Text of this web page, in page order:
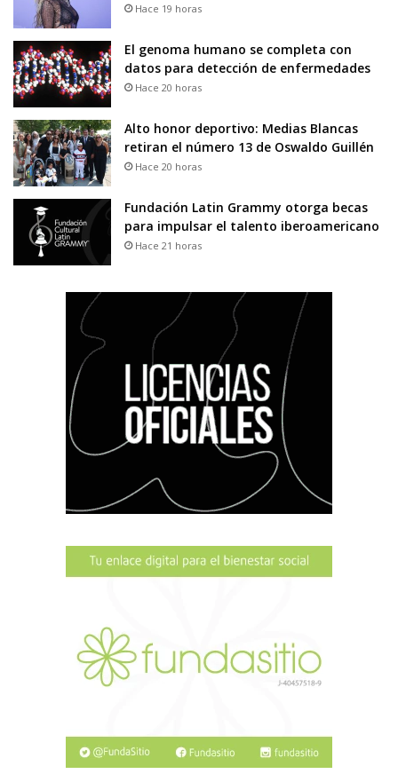
Hace 19 horas
El genoma humano se completa con
datos para detección de enfermedades
Hace 20 horas
Alto honor deportivo: Medias Blancas
retiran el número 13 de Oswaldo Guillén
Hace 20 horas
Fundación Latin Grammy otorga becas
para impulsar el talento iberoamericano
Hace 21 horas